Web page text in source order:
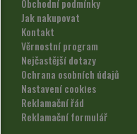
Obchodní podmínky
Jak nakupovat
Kontakt
Věrnostní program
Nejčastější dotazy
Ochrana osobních údajů
Nastavení cookies
Reklamační řád
Reklamační formulář